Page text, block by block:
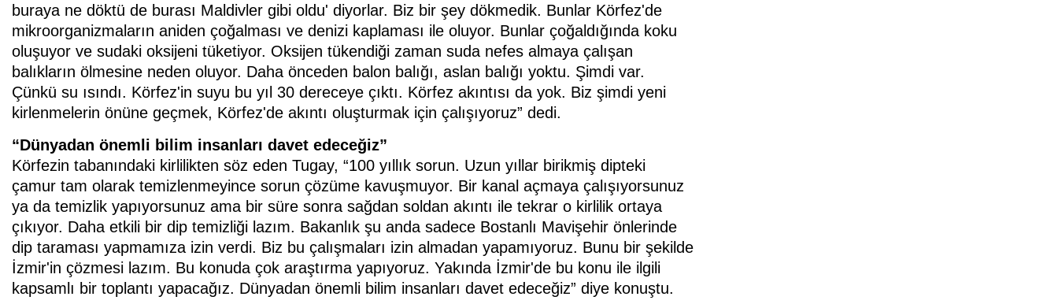
buraya ne döktü de burası Maldivler gibi oldu' diyorlar. Biz bir şey dökmedik. Bunlar Körfez'de
mikroorganizmaların aniden çoğalması ve denizi kaplaması ile oluyor. Bunlar çoğaldığında koku
oluşuyor ve sudaki oksijeni tüketiyor. Oksijen tükendiği zaman suda nefes almaya çalışan
balıkların ölmesine neden oluyor. Daha önceden balon balığı, aslan balığı yoktu. Şimdi var.
Çünkü su ısındı. Körfez'in suyu bu yıl 30 dereceye çıktı. Körfez akıntısı da yok. Biz şimdi yeni
kirlenmelerin önüne geçmek, Körfez'de akıntı oluşturmak için çalışıyoruz” dedi.
“Dünyadan önemli bilim insanları davet edeceğiz”
Körfezin tabanındaki kirlilikten söz eden Tugay, “100 yıllık sorun. Uzun yıllar birikmiş dipteki
çamur tam olarak temizlenmeyince sorun çözüme kavuşmuyor. Bir kanal açmaya çalışıyorsunuz
ya da temizlik yapıyorsunuz ama bir süre sonra sağdan soldan akıntı ile tekrar o kirlilik ortaya
çıkıyor. Daha etkili bir dip temizliği lazım. Bakanlık şu anda sadece Bostanlı Mavişehir önlerinde
dip taraması yapmamıza izin verdi. Biz bu çalışmaları izin almadan yapamıyoruz. Bunu bir şekilde
İzmir'in çözmesi lazım. Bu konuda çok araştırma yapıyoruz. Yakında İzmir'de bu konu ile ilgili
kapsamlı bir toplantı yapacağız. Dünyadan önemli bilim insanları davet edeceğiz” diye konuştu.